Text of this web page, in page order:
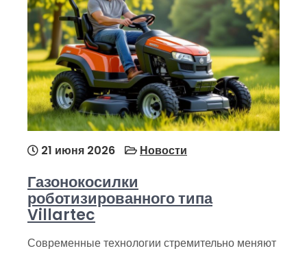
21 июня 2026 Новости
Газонокосилки
роботизированного типа
Villartec
Современные технологии стремительно меняют